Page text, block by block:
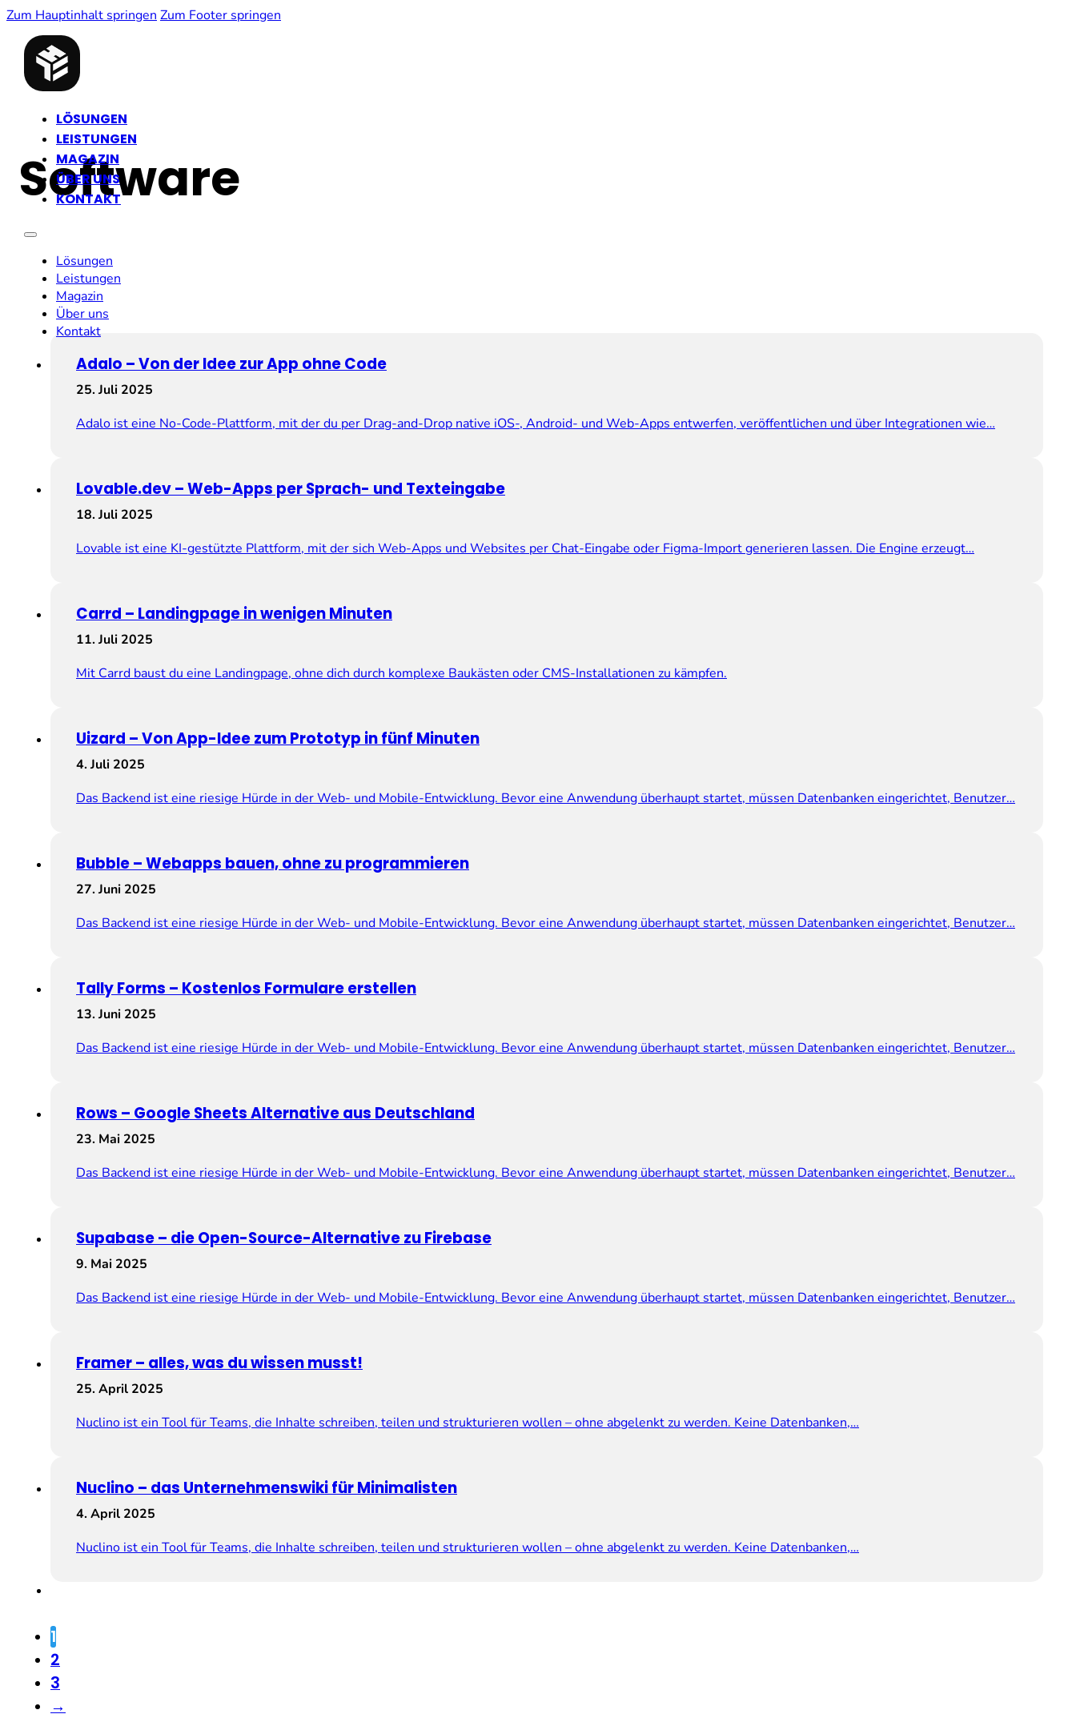
Zum Hauptinhalt springen Zum Footer springen
LÖSUNGEN
LEISTUNGEN
MAGAZIN
ÜBER UNS
KONTAKT
Lösungen
Leistungen
Magazin
Über uns
Kontakt
Software
Adalo – Von der Idee zur App ohne Code
25. Juli 2025
Adalo ist eine No-Code-Plattform, mit der du per Drag-and-Drop native iOS-, Android- und Web-Apps entwerfen, veröffentlichen und über Integrationen wie…
Lovable.dev – Web-Apps per Sprach- und Texteingabe
18. Juli 2025
Lovable ist eine KI-gestützte Plattform, mit der sich Web-Apps und Websites per Chat-Eingabe oder Figma-Import generieren lassen. Die Engine erzeugt…
Carrd – Landingpage in wenigen Minuten
11. Juli 2025
Mit Carrd baust du eine Landingpage, ohne dich durch komplexe Baukästen oder CMS-Installationen zu kämpfen.
Uizard – Von App-Idee zum Prototyp in fünf Minuten
4. Juli 2025
Das Backend ist eine riesige Hürde in der Web- und Mobile-Entwicklung. Bevor eine Anwendung überhaupt startet, müssen Datenbanken eingerichtet, Benutzer…
Bubble – Webapps bauen, ohne zu programmieren
27. Juni 2025
Das Backend ist eine riesige Hürde in der Web- und Mobile-Entwicklung. Bevor eine Anwendung überhaupt startet, müssen Datenbanken eingerichtet, Benutzer…
Tally Forms – Kostenlos Formulare erstellen
13. Juni 2025
Das Backend ist eine riesige Hürde in der Web- und Mobile-Entwicklung. Bevor eine Anwendung überhaupt startet, müssen Datenbanken eingerichtet, Benutzer…
Rows – Google Sheets Alternative aus Deutschland
23. Mai 2025
Das Backend ist eine riesige Hürde in der Web- und Mobile-Entwicklung. Bevor eine Anwendung überhaupt startet, müssen Datenbanken eingerichtet, Benutzer…
Supabase – die Open-Source-Alternative zu Firebase
9. Mai 2025
Das Backend ist eine riesige Hürde in der Web- und Mobile-Entwicklung. Bevor eine Anwendung überhaupt startet, müssen Datenbanken eingerichtet, Benutzer…
Framer – alles, was du wissen musst!
25. April 2025
Nuclino ist ein Tool für Teams, die Inhalte schreiben, teilen und strukturieren wollen – ohne abgelenkt zu werden. Keine Datenbanken,…
Nuclino – das Unternehmenswiki für Minimalisten
4. April 2025
Nuclino ist ein Tool für Teams, die Inhalte schreiben, teilen und strukturieren wollen – ohne abgelenkt zu werden. Keine Datenbanken,…
1
2
3
→